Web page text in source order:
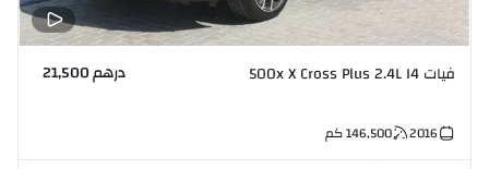
فيات 500x X Cross Plus 2.4L I4 درهم 21,500
2016
146,500كم